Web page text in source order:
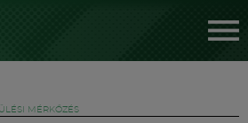
MÉRKŐZÉS